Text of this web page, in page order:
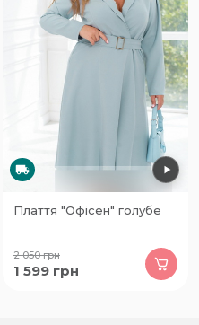
Плаття "Офісен" голубе
2 050грн
1 599 грн